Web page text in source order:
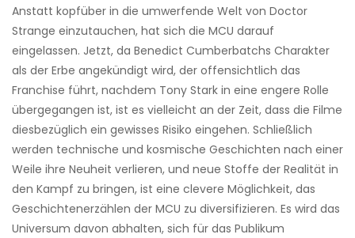
Anstatt kopfüber in die umwerfende Welt von Doctor
Strange einzutauchen, hat sich die MCU darauf
eingelassen. Jetzt, da Benedict Cumberbatchs Charakter
als der Erbe angekündigt wird, der offensichtlich das
Franchise führt, nachdem Tony Stark in eine engere Rolle
übergegangen ist, ist es vielleicht an der Zeit, dass die Filme
diesbezüglich ein gewisses Risiko eingehen. Schließlich
werden technische und kosmische Geschichten nach einer
Weile ihre Neuheit verlieren, und neue Stoffe der Realität in
den Kampf zu bringen, ist eine clevere Möglichkeit, das
Geschichtenerzählen der MCU zu diversifizieren. Es wird das
Universum davon abhalten, sich für das Publikum